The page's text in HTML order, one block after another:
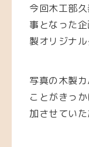
今回木工部
事となった
製オリジナ
写真の木製
ことがきっ
加させていた